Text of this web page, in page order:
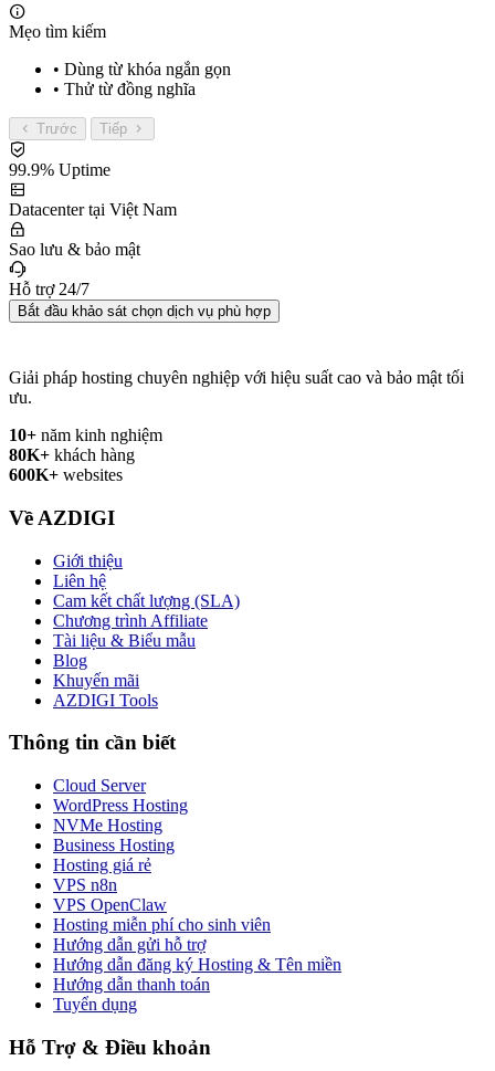
Mẹo tìm kiếm
• Dùng từ khóa ngắn gọn
• Thử từ đồng nghĩa
Trước Tiếp
99.9% Uptime
Datacenter tại Việt Nam
Sao lưu & bảo mật
Hỗ trợ 24/7
Bắt đầu khảo sát chọn dịch vụ phù hợp
Giải pháp hosting chuyên nghiệp với hiệu suất cao và bảo mật tối
ưu.
10+ năm kinh nghiệm
80K+ khách hàng
600K+ websites
Về AZDIGI
Giới thiệu
Liên hệ
Cam kết chất lượng (SLA)
Chương trình Affiliate
Tài liệu & Biểu mẫu
Blog
Khuyến mãi
AZDIGI Tools
Thông tin cần biết
Cloud Server
WordPress Hosting
NVMe Hosting
Business Hosting
Hosting giá rẻ
VPS n8n
VPS OpenClaw
Hosting miễn phí cho sinh viên
Hướng dẫn gửi hỗ trợ
Hướng dẫn đăng ký Hosting & Tên miền
Hướng dẫn thanh toán
Tuyển dụng
Hỗ Trợ & Điều khoản